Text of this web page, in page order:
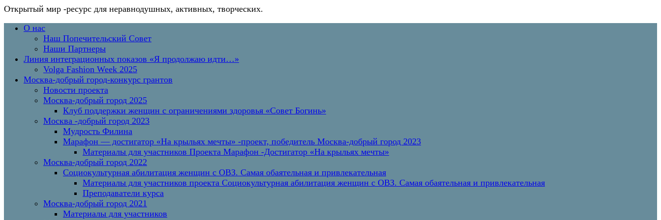
Открытый мир -ресурс для неравнодушных, активных, творческих.
Перейти
содержимому
Основное
О нас
Наш Попечительский Совет
Наши Партнеры
Линия интеграционных показов «Я продолжаю идти…»
Volga Fashion Week 2025
Москва-добрый город-конкурс грантов
Новости проекта
Москва-добрый город 2025
Клуб поддержки женщин с ограничениями здоровья «Совет Богинь»
Москва -добрый город 2023
Мудрость Филина
Марафон — достигатор «На крыльях мечты» -проект, победитель Москва-добрый город 2023
Материалы для участников Проекта Марафон -Достигатор «На крыльях мечты»
Москва-добрый город 2022
Социокультурная абилитация женщин с ОВЗ. Самая обаятельная и привлекательная
Материалы для участников проекта Социокультурная абилитация женщин с ОВЗ. Самая обаятельная и привлекательная
Преподаватели курса
Москва-добрый город 2021
Материалы для участников